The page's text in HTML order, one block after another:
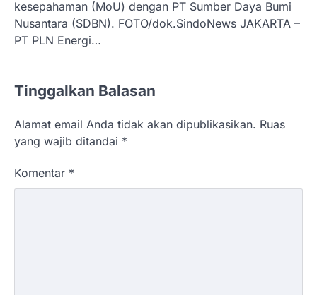
kesepahaman (MoU) dengan PT Sumber Daya Bumi
Nusantara (SDBN). FOTO/dok.SindoNews JAKARTA –
PT PLN Energi…
Tinggalkan Balasan
Alamat email Anda tidak akan dipublikasikan. Ruas
yang wajib ditandai *
Komentar *